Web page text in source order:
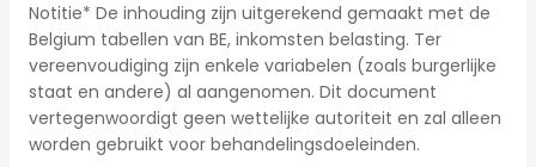
Notitie* De inhouding zijn uitgerekend gemaakt met de
Belgium tabellen van BE, inkomsten belasting. Ter
vereenvoudiging zijn enkele variabelen (zoals burgerlijke
staat en andere) al aangenomen. Dit document
vertegenwoordigt geen wettelijke autoriteit en zal alleen
worden gebruikt voor behandelingsdoeleinden.